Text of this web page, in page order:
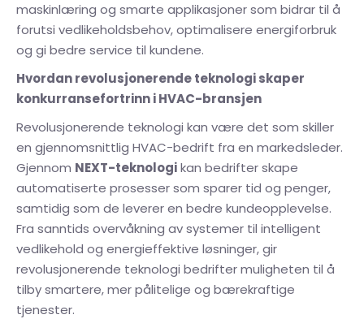
maskinlæring og smarte applikasjoner som bidrar til å
forutsi vedlikeholdsbehov, optimalisere energiforbruk
og gi bedre service til kundene.
Hvordan revolusjonerende teknologi skaper
konkurransefortrinn i HVAC-bransjen
Revolusjonerende teknologi kan være det som skiller
en gjennomsnittlig HVAC-bedrift fra en markedsleder.
Gjennom NEXT-teknologikan bedrifter skape
automatiserte prosesser som sparer tid og penger,
samtidig som de leverer en bedre kundeopplevelse.
Fra sanntids overvåkning av systemer til intelligent
vedlikehold og energieffektive løsninger, gir
revolusjonerende teknologi bedrifter muligheten til å
tilby smartere, mer pålitelige og bærekraftige
tjenester.